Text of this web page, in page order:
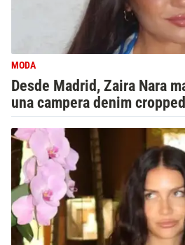
MODA
Desde Madrid, Zaira Nara
una campera denim